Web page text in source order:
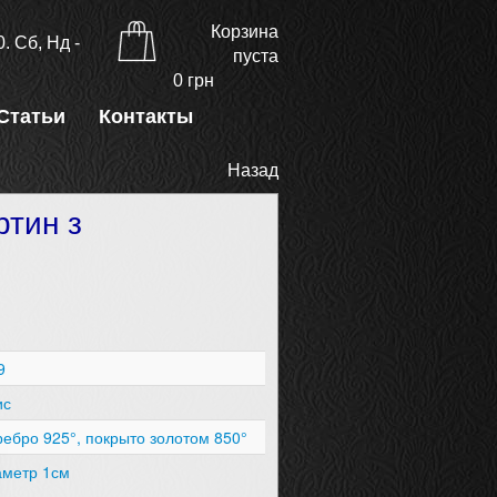
Сб, Нд -
Корзина
пуста
0 грн
Контакты
Назад
з
925°, покрыто золотом 850°
1см